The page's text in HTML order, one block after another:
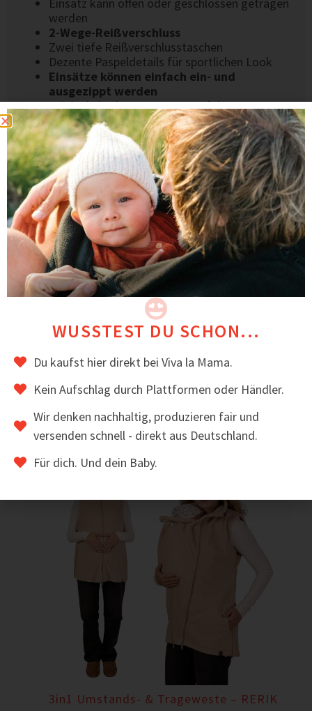
werden
2-Wege-Reißverschluss
Zwei tiefe Reißverschlusstaschen
Dezente Paspeldetails für sportlichen Look
Einsätze können einfach ein- und
ausgezippt werden
Original Viva la Mama Logo auf der Brust
MATERIAL & VERARBEITUNG
3-lagiger Softshell, innen mit Fleece
Winddicht, wasserabweisend & atmungsaktiv
Sorgfältige Verarbeitung & robuste Nähte
Langlebig, alltagstaugliche Qualität
Hochwertig verarbeitet und handgenäht in der EU.
Viele Kundinnen schätzen an JACKY den sportlichen
Das könnte dir auch gefallen
3in1 Umstands- & Trageweste – RERIK
WUSSTEST DU SCHON...
Du kaufst hier direkt bei Viva la Mama.
Kein Aufschlag durch Plattformen oder Händler.
Wir denken nachhaltig, produzieren fair und
versenden schnell - direkt aus Deutschland.
Für dich. Und dein Baby.